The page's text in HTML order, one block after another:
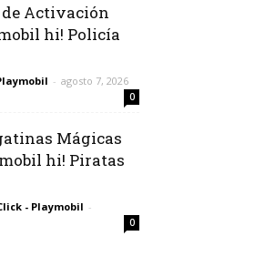
de Activación
hi! Policía
- agosto 7, 2026
0
Mágicas
hi! Piratas
- Playmobil -
0